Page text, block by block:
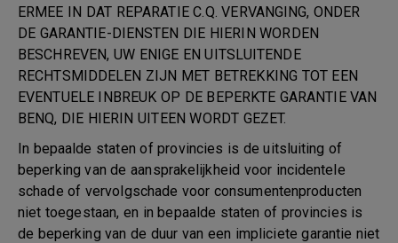
ERMEE IN DAT REPARATIE C.Q. VERVANGING, ONDER
DE GARANTIE-DIENSTEN DIE HIERIN WORDEN
BESCHREVEN, UW ENIGE EN UITSLUITENDE
RECHTSMIDDELEN ZIJN MET BETREKKING TOT EEN
EVENTUELE INBREUK OP DE BEPERKTE GARANTIE VAN
BENQ, DIE HIERIN UITEEN WORDT GEZET.
In bepaalde staten of provincies is de uitsluiting of
beperking van de aansprakelijkheid voor incidentele
schade of vervolgschade voor consumentenproducten
niet toegestaan, en in bepaalde staten of provincies is
de beperking van de duur van een impliciete garantie niet